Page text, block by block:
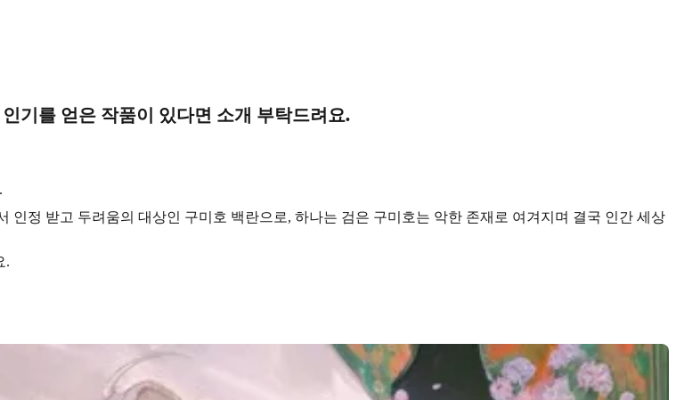
기를 얻은 작품이 있다면 소개 부탁드려요.
인정 받고 두려움의 대상인 구미호 백란으로, 하나는 검은 구미호는 악한 존재로 여겨지며 결국 인간 세상
.